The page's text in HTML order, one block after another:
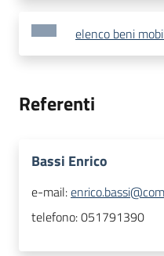
elenco beni
Referenti
Bassi Enrico
e-mail:
telefono:051791390